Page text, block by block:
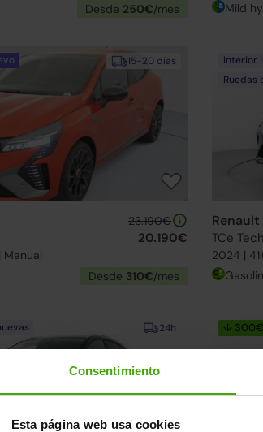
Consentimiento
Esta página web usa cookies
Desde 250€/mes Mild
15-20 días
23.190€
20.190€
Desde 310€/mes
Interior
Ruedas
TCe
2024 |
24h ↓ 300€